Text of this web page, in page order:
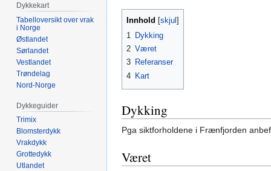
Innhold
1
Dykking
2 Været
3 Referanser
4 Kart
Dykking
Pga siktforholdene i Frænfjorden
Været
Dykkekart
Tabelloversikt over vrak
i Norge
Østlandet
Sørlandet
Vestlandet
Trøndelag
Nord-Norge
Dykkeguider
Trimix
Blomsterdykk
Vrakdykk
Grottedykk
Utlandet